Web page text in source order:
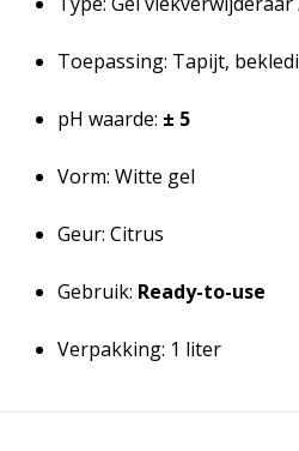
Toepassing: Tapijt,
pH waarde: ± 5
Vorm: Witte gel
Geur: Citrus
Gebruik: Ready-to-use
Verpakking: 1 liter